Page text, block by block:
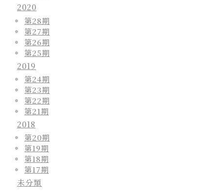
2020
第28期
第27期
第26期
第25期
2019
第24期
第23期
第22期
第21期
2018
第20期
第19期
第18期
第17期
未分類